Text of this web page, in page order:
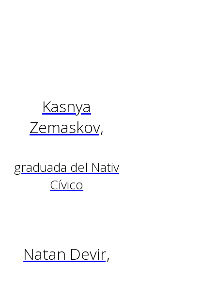
Kasnya
Zemaskov,
graduada del Nativ
Cívico
Natan Devir,